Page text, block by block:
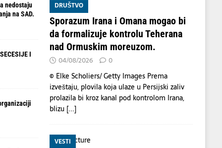
nedostaju
na SAD.
I
DRUŠTVO
Sporazum Irana i Omana mogao bi
da formalizuje kontrolu Teherana
nad Ormuskim moreuzom.
04/08/2026 0
© Elke Scholiers/ Getty Images Prema
izveštaju, plovila koja ulaze u Persijski zaliv
prolazila bi kroz kanal pod kontrolom Irana,
blizu [...]
VESTI